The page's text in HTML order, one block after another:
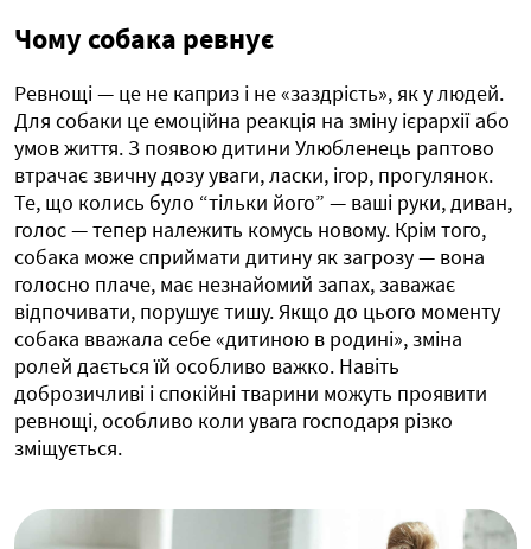
Чому собака ревнує
Ревнощі — це не каприз і не «заздрість», як у людей.
Для собаки це емоційна реакція на зміну ієрархії або
умов життя. З появою дитини Улюбленець раптово
втрачає звичну дозу уваги, ласки, ігор, прогулянок.
Те, що колись було “тільки його” — ваші руки, диван,
голос — тепер належить комусь новому. Крім того,
собака може сприймати дитину як загрозу — вона
голосно плаче, має незнайомий запах, заважає
відпочивати, порушує тишу. Якщо до цього моменту
собака вважала себе «дитиною в родині», зміна
ролей дається їй особливо важко. Навіть
доброзичливі і спокійні тварини можуть проявити
ревнощі, особливо коли увага господаря різко
зміщується.